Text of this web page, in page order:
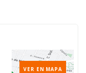
VER EN MAPA